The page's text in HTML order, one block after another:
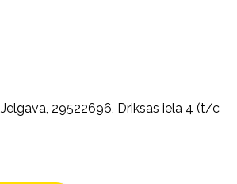
Jelgava, 29522696, Driksas iela 4 (t/c